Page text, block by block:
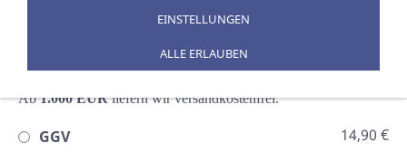
Versandkostenpauschale pro Lieferung 19,90 EUR. Sie erhalten
Ihre Ware in der Regel innerhalb von 3 -5 Werktagen.
Ab1.000EURliefern wir versandkostenfrei.
GGV 14,90 €
EINSTELLUNGEN
ALLE ERLAUBEN